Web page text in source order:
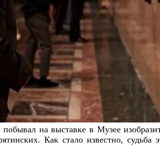
на выставке в Музее
Как стало известно, судьба